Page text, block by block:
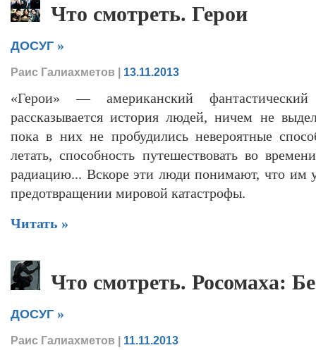
Что смотреть. Герои
ДОСУГ »
Раис Галиахметов | 13.11.2013
«Герои» — американский
рассказывается история людей, ничем не
пока в них не пробудились невероятные
летать, способность путешествовать во
радиацию... Вскоре эти люди понимают, что им
предотвращении мировой катастрофы.
Читать »
Что смотреть. Росомаха:
ДОСУГ »
Раис Галиахметов | 11.11.2013